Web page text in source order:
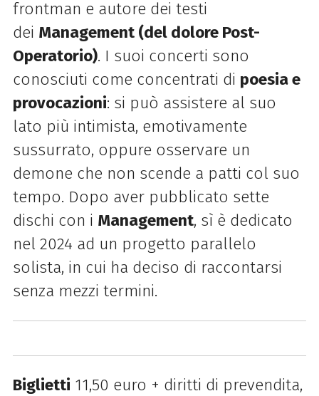
frontman e autore dei testi
dei Management (del dolore Post-
Operatorio). I suoi concerti sono
conosciuti come concentrati di poesia e
provocazioni: si può assistere al suo
lato più intimista, emotivamente
sussurrato, oppure osservare un
demone che non scende a patti col suo
tempo. Dopo aver pubblicato sette
dischi con i Management, sì è dedicato
nel 2024 ad un progetto parallelo
solista, in cui ha deciso di raccontarsi
senza mezzi termini.
Biglietti 11,50 euro + diritti di prevendita,